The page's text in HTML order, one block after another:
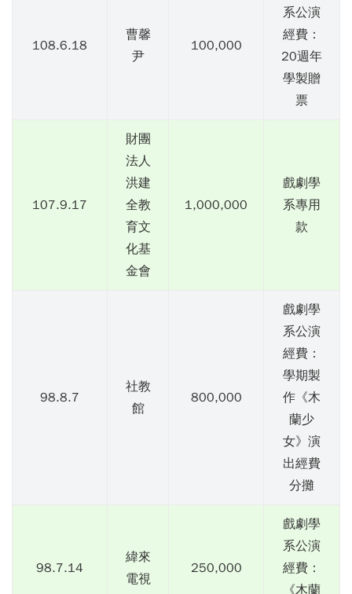
108.6.18
曹馨
尹
100,000
系公演
經費：
20週年
學製贈
票
107.9.17
財團
法人
洪建
全教
育文
化基
金會
1,000,000
戲劇學
系專用
款
98.8.7
社教
館
800,000
戲劇學
系公演
經費：
學期製
作《木
蘭少
女》演
出經費
分攤
98.7.14
緯來
電視
250,000
戲劇學
系公演
經費：
《木蘭